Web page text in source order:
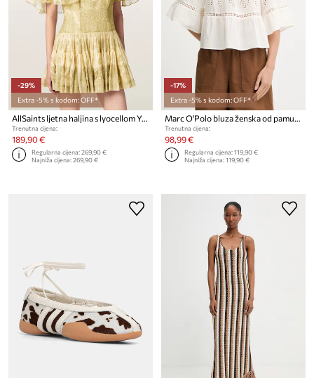
-29%
Extra -5% s kodom: OFF*
AllSaints ljetna haljina s lyocellom YANNA
Trenutna cijena:
189,90 €
Regularna cijena:269,90 €
Najniža cijena:269,90 €
-17%
Extra -5% s kodom: OFF*
Marc O'Polo bluza ženska od pamuka
Trenutna cijena:
98,99 €
Regularna cijena:119,90 €
Najniža cijena:119,90 €